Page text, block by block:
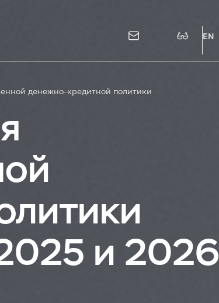
EN
денежно-кредитной политики
и 2026